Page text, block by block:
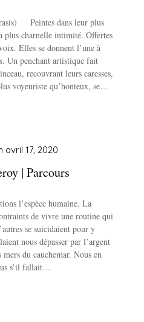
Peintes dans leur plus
plus charnelle intimité. Offertes
Elles se donnent l’une à
Un penchant artistique fait
recouvrant leurs caresses,
voyeuriste qu’honteux, se…
| Parcours
avril 17, 2020
l’espèce humaine. La
de vivre une routine qui
se suicidaient pour y
nous dépasser par l’argent
du cauchemar. Nous en
s’il fallait…